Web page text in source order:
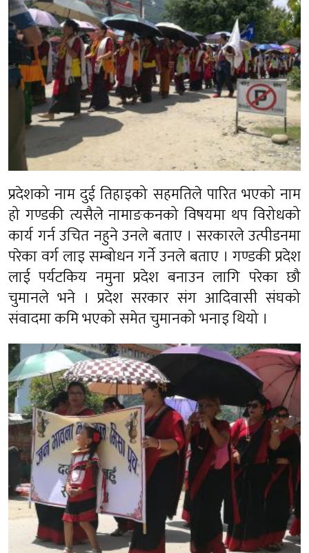
प्रदेशको नाम दुई तिहाइको सहमतिले पारित भएको नाम
हो गण्डकी त्यसैले नामाङकनको विषयमा थप विरोधको
कार्य गर्न उचित नहुने उनले बताए । सरकारले उत्पीडनमा
परेका वर्ग लाइ सम्बोधन गर्ने उनले बताए । गण्डकी प्रदेश
लाई पर्यटकिय नमुना प्रदेश बनाउन लागि परेका छौ
चुमानले भने । प्रदेश सरकार संग आदिवासी संघको
संवादमा कमि भएको समेत चुमानको भनाइ थियो ।